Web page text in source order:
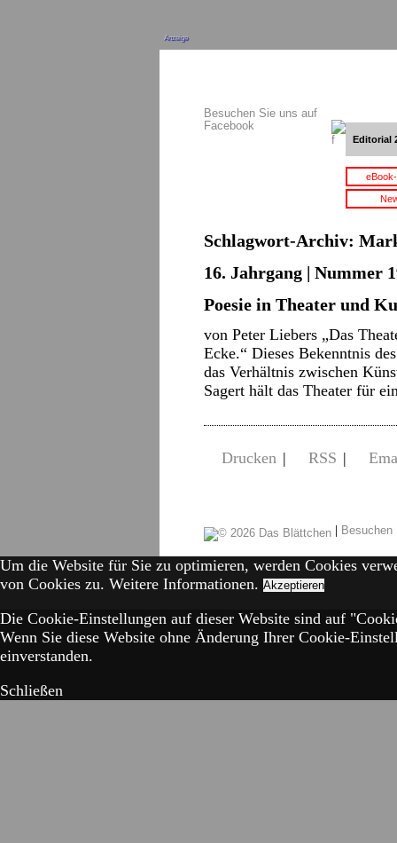
Anzeige
Besuchen Sie uns auf
Facebook
Editorial
Schlagwort-Archiv:
16. Jahrgang | Nummer
Poesie in Theater und
von Peter Liebers „Das
Ecke.“ Dieses Bekenntnis
das Verhältnis zwischen
Sagert hält das Theater für
Drucken | RSS |
|
Um die Website für Sie zu optimieren, werden Cookies
von Cookies zu. Weitere Informationen. Akzeptieren
Die Cookie-Einstellungen auf dieser Website sind auf
Wenn Sie diese Website ohne Änderung Ihrer Cookie-
einverstanden.
Schließen